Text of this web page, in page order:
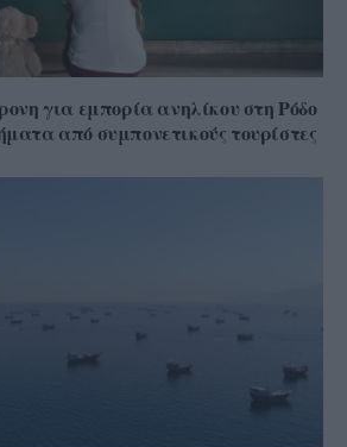
για εμπορία ανηλίκου στη Ρόδο
από συμπονετικούς τουρίστες